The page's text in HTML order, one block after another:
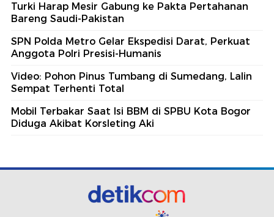
Turki Harap Mesir Gabung ke Pakta Pertahanan
Bareng Saudi-Pakistan
SPN Polda Metro Gelar Ekspedisi Darat, Perkuat
Anggota Polri Presisi-Humanis
Video: Pohon Pinus Tumbang di Sumedang, Lalin
Sempat Terhenti Total
Mobil Terbakar Saat Isi BBM di SPBU Kota Bogor
Diduga Akibat Korsleting Aki